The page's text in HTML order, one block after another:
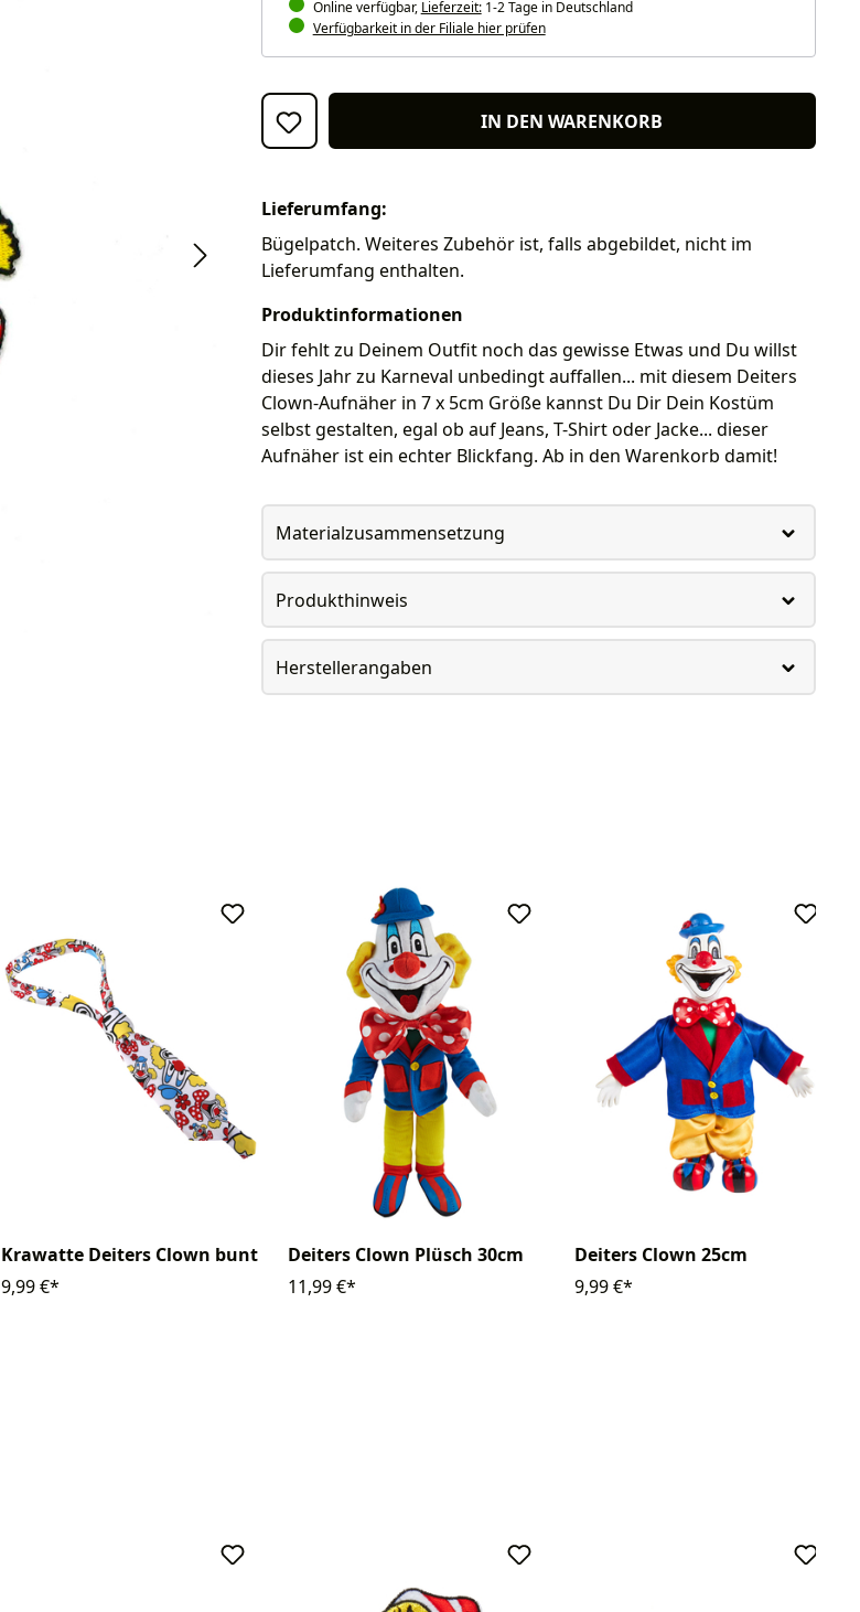
Online verfügbar, Lieferzeit:1-2 Tage in Deutschland
Verfügbarkeit in der Filiale hier prüfen
IN DEN WARENKORB
Lieferumfang:
Bügelpatch. Weiteres Zubehör ist, falls abgebildet, nicht im
Lieferumfang enthalten.
Produktinformationen
Dir fehlt zu Deinem Outfit noch das gewisse Etwas und Du willst
dieses Jahr zu Karneval unbedingt auffallen... mit diesem Deiters
Clown-Aufnäher in 7 x 5cm Größe kannst Du Dir Dein Kostüm
selbst gestalten, egal ob auf Jeans, T-Shirt oder Jacke... dieser
Aufnäher ist ein echter Blickfang. Ab in den Warenkorb damit!
Materialzusammensetzung
Produkthinweis
Herstellerangaben
Krawatte Deiters Clown bunt
9,99 €*
Deiters Clown Plüsch 30cm
11,99 €*
Deiters Clown 25cm
9,99 €*